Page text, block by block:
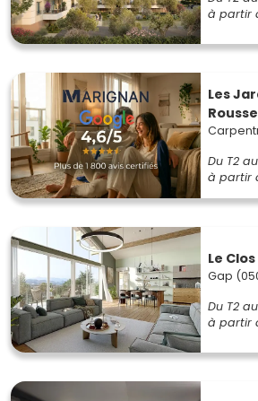
à partir
Les
Du T2
à partir
Le
Gap
Du T2
à partir